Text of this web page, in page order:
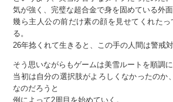
気が強く、完璧な超合金で身を固めている外面
幾ら主人公の前だけ素の顔を見せてくれた
る。
26年捻くれて生きると、この手の人間は警戒対
そう思いながらもゲームは美雪ルートを順調に
当初は自分の選択肢がよろしくなかったのか
なのだろうと
例によって2周目を始めていく。